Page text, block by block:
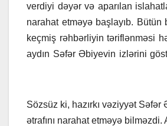
verdiyi dəyər və aparılan
narahat etməyə başlayıb. Bütün
keçmiş rəhbərliyin təriflənməsi
aydın Səfər Əbiyevin izlərini
Sözsüz ki, hazırkı vəziyyət
ətrafını narahat etməyə bilməzdi.